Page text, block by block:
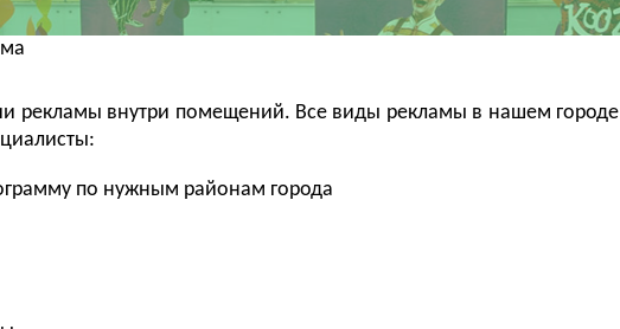
рекламы внутри помещений. Все виды рекламы в нашем городе
по нужным районам города